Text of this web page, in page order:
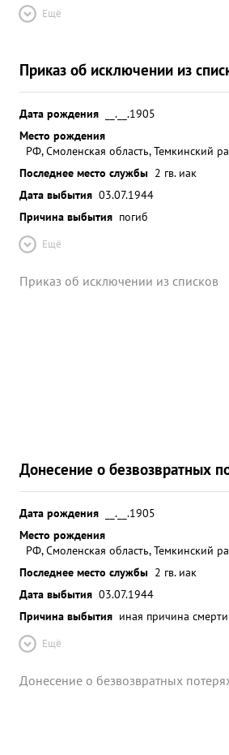
оккупации, Горелово Гатчина и
командованию частей в
Ещё
Приказ об исключении из
Дата рождения
__.__.1905
Место рождения
РФ, Смоленская область, Темкинский
Последнее место службы 2 гв. иак
Дата выбытия 03.07.1944
Причина выбытия погиб
Ещё
Приказ об исключении из списков
Донесение о безвозвратных
Дата рождения
__.__.1905
Место рождения
РФ, Смоленская область, Темкинский
Последнее место службы 2 гв. иак
Дата выбытия 03.07.1944
Причина выбытия иная причина смерти
Ещё
Донесение о безвозвратных